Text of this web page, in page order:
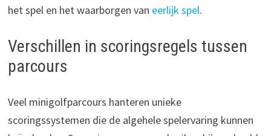
het spel en het waarborgen van eerlijk spel.
Verschillen in scoringsregels tussen
parcours
Veel minigolfparcours hanteren unieke
scoringssystemen die de algehele spelervaring kunnen